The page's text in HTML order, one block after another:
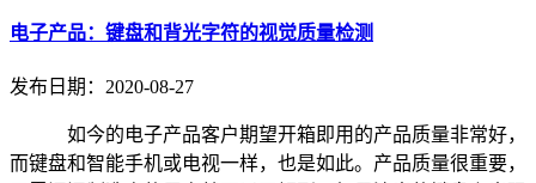
电子产品：键盘和背光字符的视觉质量检测
发布日期：2020-08-27
如今的电子产品客户期望开箱即用的产品质量非常好，
而键盘和智能手机或电视一样，也是如此。产品质量很重要，